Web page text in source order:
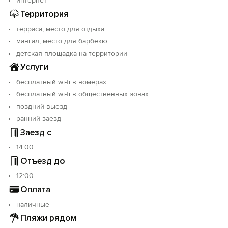
Территория
терраса, место для отдыха
мангал, место для барбекю
детская площадка на территории
Услуги
бесплатный wi-fi в номерах
бесплатный wi-fi в общественных зонах
поздний выезд
ранний заезд
Заезд с
14:00
Отъезд до
12:00
Оплата
наличные
Пляжи рядом